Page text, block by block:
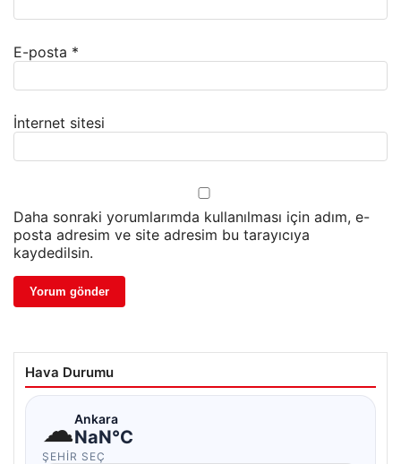
E-posta *
İnternet sitesi
Daha sonraki yorumlarımda kullanılması için adım, e-
posta adresim ve site adresim bu tarayıcıya
kaydedilsin.
Hava Durumu
☁Ankara
NaN°C
ŞEHIR SEÇ